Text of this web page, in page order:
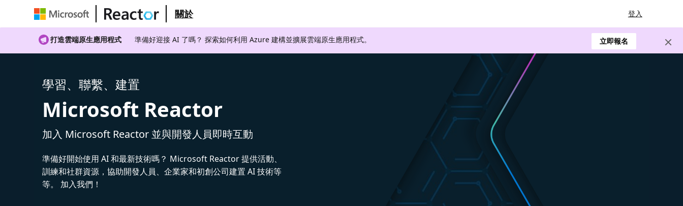
關於 登入
打造雲端原生應用程式 準備好迎接 AI 了嗎？ 探索如何利用 Azure 建構並擴展雲端原生應用程式。 立即報名
學習、聯繫、建置
Microsoft Reactor
加入 Microsoft Reactor 並與開發人員即時互動
準備好開始使用 AI 和最新技術嗎？ Microsoft Reactor 提供活動、
訓練和社群資源，協助開發人員、企業家和初創公司建置 AI 技術等
等。 加入我們！